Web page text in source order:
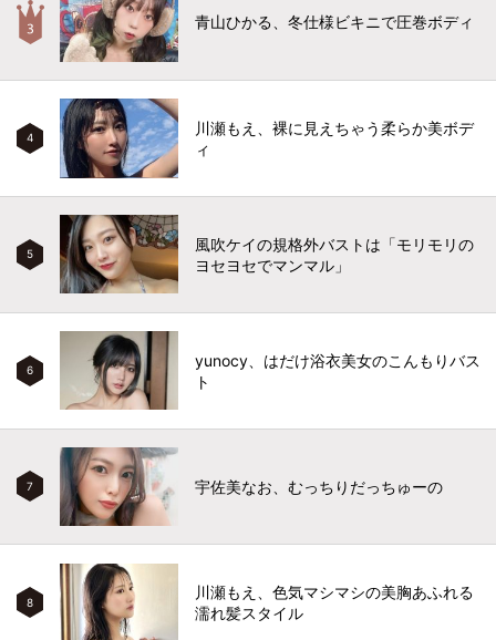
青山ひかる、冬仕様ビキニで圧巻ボディ
4
川瀬もえ、裸に見えちゃう柔らか美ボデ
ィ
5
風吹ケイの規格外バストは「モリモリの
ヨセヨセでマンマル」
6
yunocy、はだけ浴衣美女のこんもりバス
ト
7 宇佐美なお、むっちりだっちゅーの
8
川瀬もえ、色気マシマシの美胸あふれる
濡れ髪スタイル